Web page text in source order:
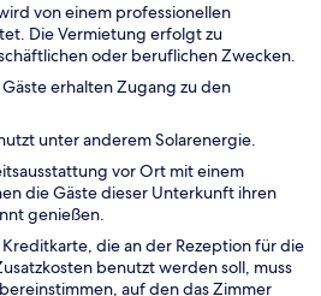
von einem professionellen
Die Vermietung erfolgt zu
oder beruflichen Zwecken.
erhalten Zugang zu den
unter anderem Solarenergie.
vor Ort mit einem
die Gäste dieser Unterkunft ihren
genießen.
die an der Rezeption für die
benutzt werden soll, muss
auf den das Zimmer